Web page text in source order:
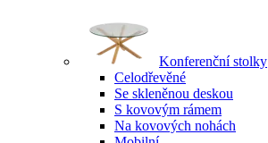
Konferenční stolky
Celodřevěné
Se skleněnou deskou
S kovovým rámem
Na kovových nohách